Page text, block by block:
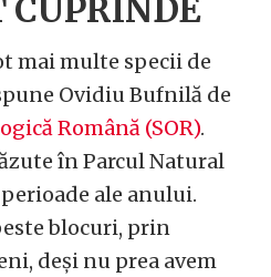
CUPRINDE
mai multe specii de
Ovidiu Bufnilă de
Română (SOR).
în Parcul Natural
ale anului.
blocuri, prin
deși nu prea avem